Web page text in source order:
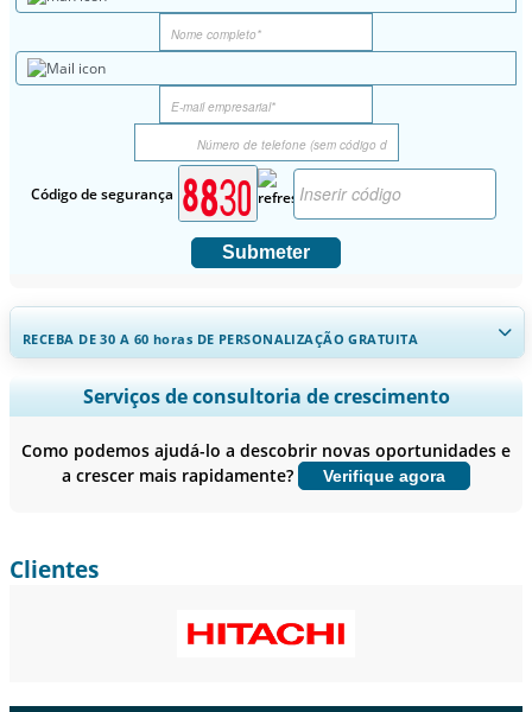
Código de segurança
Submeter
RECEBA DE 30 A 60 horas DE PERSONALIZAÇÃO GRATUITA
Ampliar a cobertura regional e por país, Análise de segmentos,
Perfis de empresas, Benchmarking competitivo, e insights sobre o
Personalizar agora
Serviços de consultoria de crescimento
Como podemos ajudá-lo a descobrir novas oportunidades e
a crescer mais rapidamente?
Verifique agora
Clientes